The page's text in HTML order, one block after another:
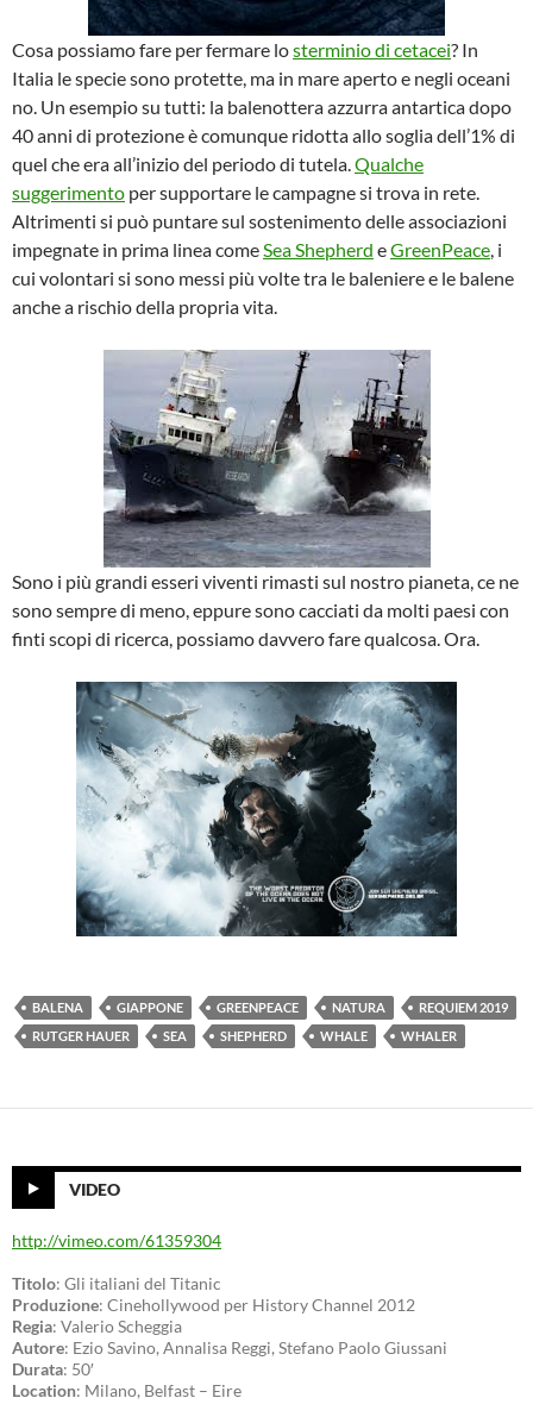
Cosa possiamo fare per fermare losterminio di cetacei? In
Italia le specie sono protette, ma in mare aperto e negli oceani
no. Un esempio su tutti: la balenottera azzurra antartica dopo
40 anni di protezione è comunque ridotta allo soglia dell’1% di
quel che era all’inizio del periodo di tutela.Qualche
suggerimento per supportare le campagne si trova in rete.
Altrimenti si può puntare sul sostenimento delle associazioni
impegnate in prima linea comeSea Shepherd eGreenPeace, i
cui volontari si sono messi più volte tra le baleniere e le balene
anche a rischio della propria vita.
Sono i più grandi esseri viventi rimasti sul nostro pianeta, ce ne
sono sempre di meno, eppure sono cacciati da molti paesi con
finti scopi di ricerca, possiamo davvero fare qualcosa. Ora.
BALENA GIAPPONE GREENPEACE NATURA
REQUIEM 2019
RUTGER HAUER
SEA SHEPHERD WHALE WHALER
VIDEO
http://vimeo.com/61359304
Titolo: Gli italiani del Titanic
Produzione: Cinehollywood per History Channel 2012
Regia: Valerio Scheggia
Autore: Ezio Savino, Annalisa Reggi, Stefano Paolo Giussani
Durata: 50′
Location: Milano, Belfast – Eire